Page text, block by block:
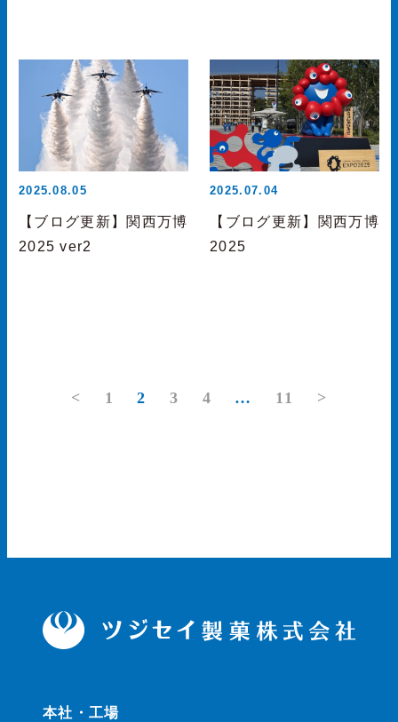
2025.08.05
【ブログ更新】関西万博
2025 ver2
2025.07.04
【ブログ更新】関西万博
2025
< 1 2 3 4 … 11 >
本社・工場